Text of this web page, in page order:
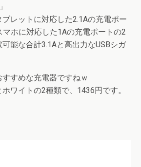
レットに対応した2.1Aの充電ポー
マホに対応した1Aの充電ポートの2
能な合計3.1Aと高出力なUSBシガ
すめな充電器ですねｗ
ワイトの2種類で、1436円です。